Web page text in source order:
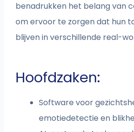
benadrukken het belang van
om ervoor te zorgen dat hun
blijven in verschillende real-
Hoofdzaken:
Software voor
emotiedetectie en